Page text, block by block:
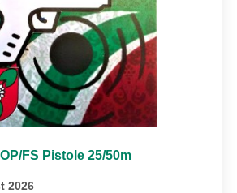
FS Pistole 25/50m
2026